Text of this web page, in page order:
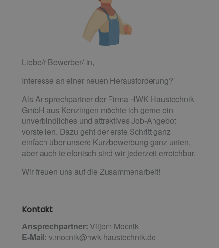
Liebe/r Bewerber/-in,
Interesse an einer neuen Herausforderung?
Als Ansprechpartner der Firma HWK Haustechnik
GmbH aus Kenzingen möchte ich gerne ein
unverbindliches und attraktives Job-Angebot
vorstellen. Dazu geht der erste Schritt ganz
einfach über unsere Kurzbewerbung ganz unten,
aber auch telefonisch sind wir jederzeit erreichbar.
Wir freuen uns auf die Zusammenarbeit!
Kontakt
Ansprechpartner: Viljem Mocnik
E-Mail: v.mocnik@hwk-haustechnik.de